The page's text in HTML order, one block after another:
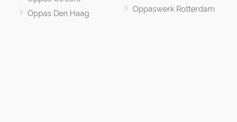
Oppas Den Haag
Oppaswerk Rotterdam